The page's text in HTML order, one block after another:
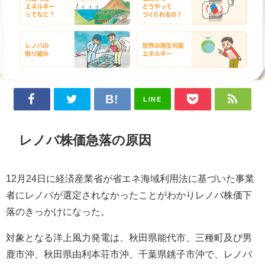
LINE
レノバ株価急落の原因
12月24日に経済産業省が省エネ海域利用法に基づいた事業
者にレノバが選定されなかったことがわかりレノバ株価下
落のきっかけになった。
対象となる洋上風力発電は、秋田県能代市、三種町及び男
鹿市沖、秋田県由利本荘市沖、千葉県銚子市沖で、レノバ